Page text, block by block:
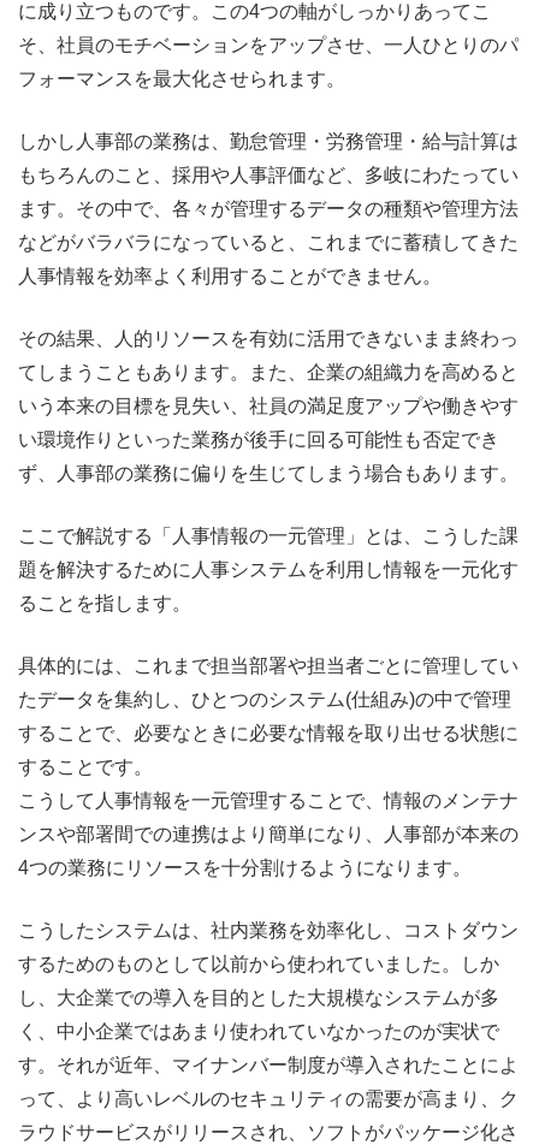
に成り立つものです。この4つの軸がしっかりあってこ
そ、社員のモチベーションをアップさせ、一人ひとりのパ
フォーマンスを最大化させられます。
しかし人事部の業務は、勤怠管理・労務管理・給与計算は
もちろんのこと、採用や人事評価など、多岐にわたってい
ます。その中で、各々が管理するデータの種類や管理方法
などがバラバラになっていると、これまでに蓄積してきた
人事情報を効率よく利用することができません。
その結果、人的リソースを有効に活用できないまま終わっ
てしまうこともあります。また、企業の組織力を高めると
いう本来の目標を見失い、社員の満足度アップや働きやす
い環境作りといった業務が後手に回る可能性も否定でき
ず、人事部の業務に偏りを生じてしまう場合もあります。
ここで解説する「人事情報の一元管理」とは、こうした課
題を解決するために人事システムを利用し情報を一元化す
ることを指します。
具体的には、これまで担当部署や担当者ごとに管理してい
たデータを集約し、ひとつのシステム(仕組み)の中で管理
することで、必要なときに必要な情報を取り出せる状態に
することです。
こうして人事情報を一元管理することで、情報のメンテナ
ンスや部署間での連携はより簡単になり、人事部が本来の
4つの業務にリソースを十分割けるようになります。
こうしたシステムは、社内業務を効率化し、コストダウン
するためのものとして以前から使われていました。しか
し、大企業での導入を目的とした大規模なシステムが多
く、中小企業ではあまり使われていなかったのが実状で
す。それが近年、マイナンバー制度が導入されたことによ
って、より高いレベルのセキュリティの需要が高まり、ク
ラウドサービスがリリースされ、ソフトがパッケージ化さ